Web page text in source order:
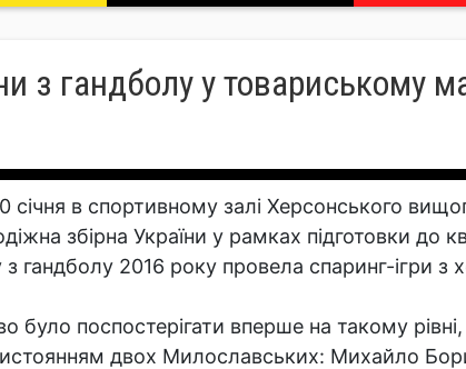
з гандболу у товариському
січня в спортивному залі Херсонського
збірна України у рамках підготовки до
з гандболу 2016 року провела спаринг-ігри
було поспостерігати вперше на такому
двох Милославських: Михайло